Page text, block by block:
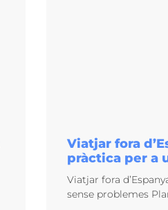
Viatjar fora
pràctica per a
Viatjar fora
sense problemes